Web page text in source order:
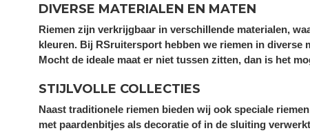
DIVERSE MATERIALEN EN MATEN
Riemen zijn verkrijgbaar in verschillende materialen,
kleuren. Bij RSruitersport hebben we riemen in diverse
Mocht de ideale maat er niet tussen zitten, dan is het
STIJLVOLLE COLLECTIES
Naast traditionele riemen bieden wij ook speciale
met paardenbitjes als decoratie of in de sluiting